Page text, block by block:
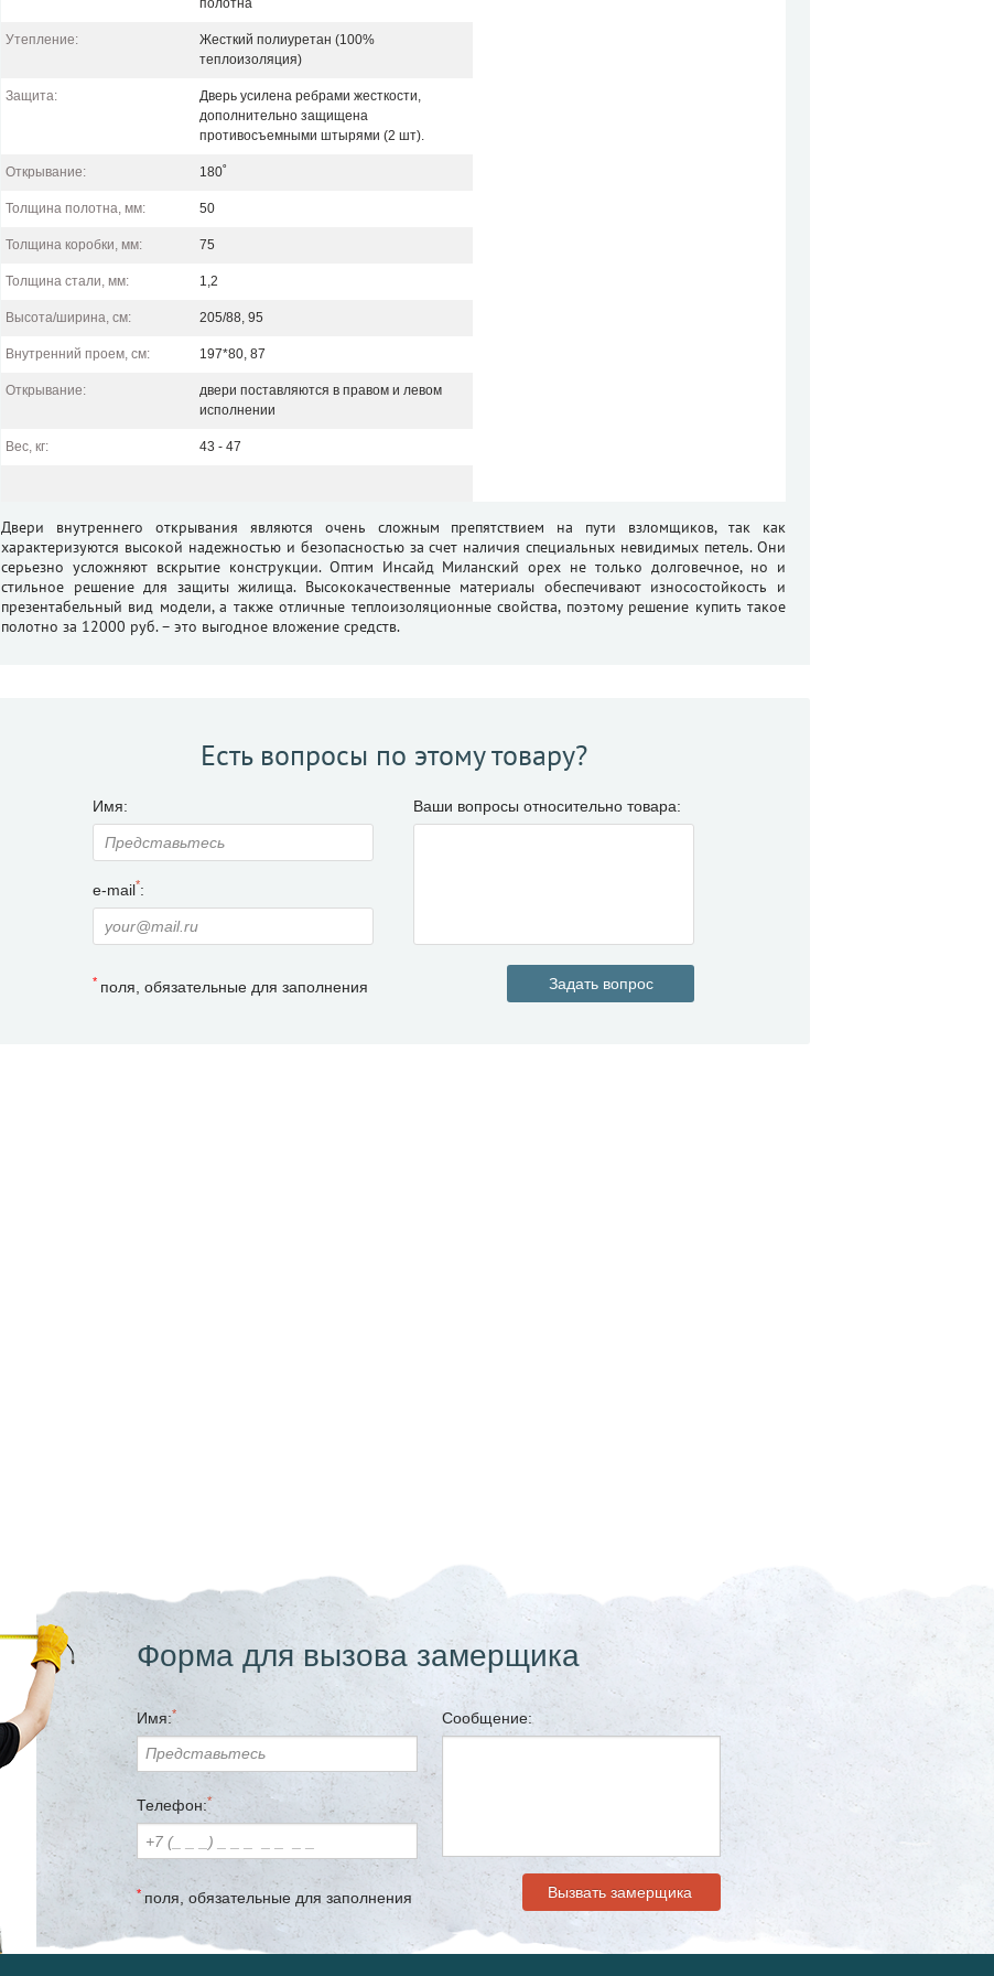
полотна
Утепление:
Жесткий полиуретан (100%
теплоизоляция)
Защита:
Дверь усилена ребрами жесткости,
дополнительно защищена
противосъемными штырями (2 шт).
Открывание: 180˚
Толщина полотна, мм: 50
Толщина коробки, мм: 75
Толщина стали, мм: 1,2
Высота/ширина, см: 205/88, 95
Внутренний проем, см: 197*80, 87
Открывание:
двери поставляются в правом и левом
исполнении
Вес, кг: 43 - 47
Двери внутреннего открывания являются очень сложным препятствием на пути взломщиков, так как
характеризуются высокой надежностью и безопасностью за счет наличия специальных невидимых петель. Они
серьезно усложняют вскрытие конструкции. Оптим Инсайд Миланский орех не только долговечное, но и
стильное решение для защиты жилища. Высококачественные материалы обеспечивают износостойкость и
презентабельный вид модели, а также отличные теплоизоляционные свойства, поэтому решение купить такое
полотно за 12000 руб. – это выгодное вложение средств.
Есть вопросы по этому товару?
Имя:
e-mail*:
* поля, обязательные для заполнения
Ваши вопросы относительно товара:
Задать вопрос
Форма для вызова замерщика
Имя:*
Телефон:*
* поля, обязательные для заполнения
Сообщение: